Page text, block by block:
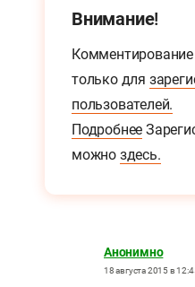
Внимание!
только для
пользователей.
Подробнее
можно здесь.
Анонимно
18 августа 2015 в